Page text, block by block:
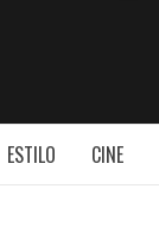
ESTILO CINE